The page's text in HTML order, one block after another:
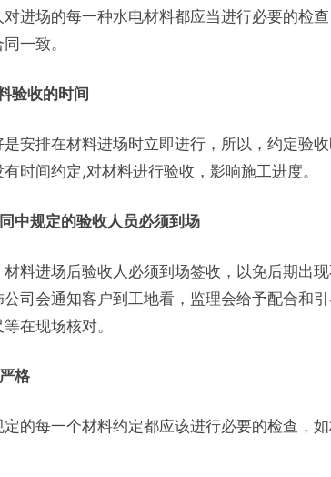
进场的每一种水电材料都应当进行必要的检
一致。
验收的时间
安排在材料进场时立即进行，所以，约定验
时间约定,对材料进行验收，影响施工进度。
中规定的验收人员必须到场
料进场后验收人必须到场签收，以免后期出现
司会通知客户到工地看，监理会给予配合和
在现场核对。
格
的每一个材料约定都应该进行必要的检查，如